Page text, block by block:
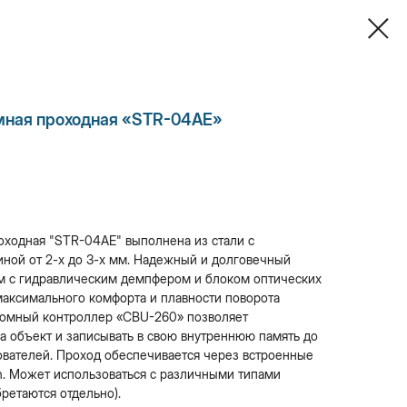
проходная «STR-04AE»
"STR-04AE" выполнена из стали с
от 2-х до 3-х мм. Надежный и долговечный
c гидравлическим демпфером и блоком оптических
комфорта и плавности поворота
контроллер «CBU-260» позволяет
объект и записывать в свою внутреннюю память до
Проход обеспечивается через встроенные
Может использоваться с различными типами
отдельно).